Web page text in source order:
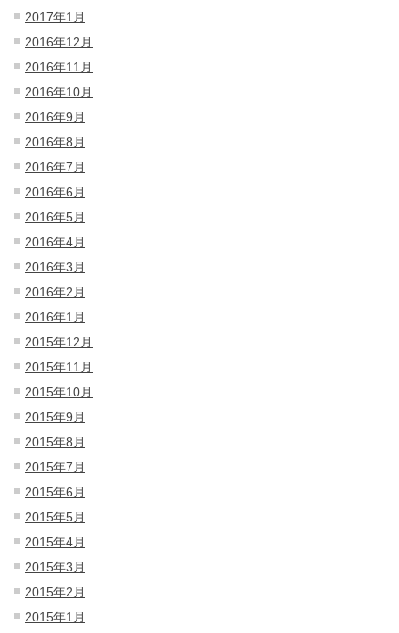
2017年1月
2016年12月
2016年11月
2016年10月
2016年9月
2016年8月
2016年7月
2016年6月
2016年5月
2016年4月
2016年3月
2016年2月
2016年1月
2015年12月
2015年11月
2015年10月
2015年9月
2015年8月
2015年7月
2015年6月
2015年5月
2015年4月
2015年3月
2015年2月
2015年1月